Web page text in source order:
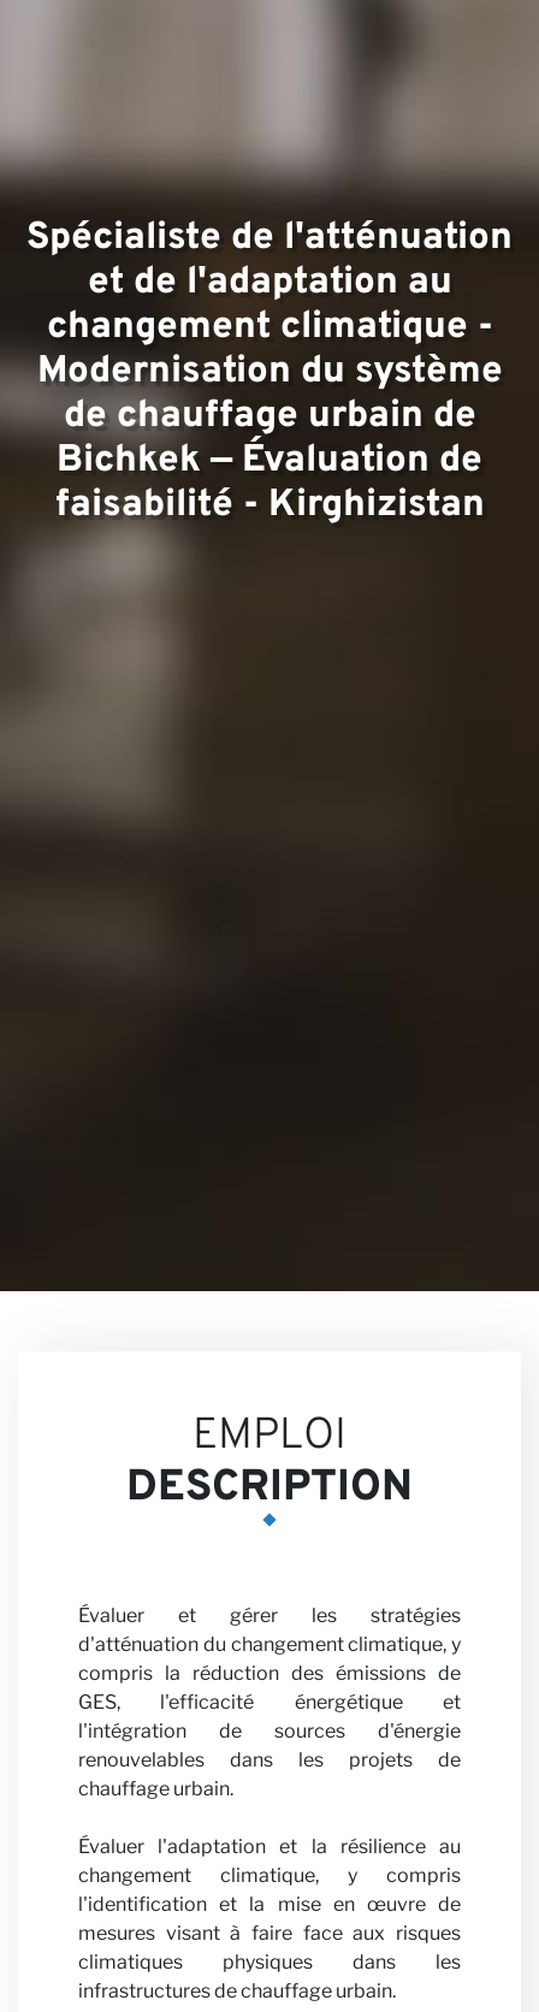
Nos
Spécialiste de l'atténuation
et de l'adaptation au
changement climatique -
Modernisation du système
de chauffage urbain de
Bichkek — Évaluation de
faisabilité - Kirghizistan
EMPLOI
DESCRIPTION
Évaluer et gérer les stratégies
d'atténuation du changement climatique, y
compris la réduction des émissions de
GES, l'efficacité énergétique et
l'intégration de sources d'énergie
renouvelables dans les projets de
chauffage urbain.
Évaluer l'adaptation et la résilience au
changement climatique, y compris
l'identification et la mise en œuvre de
mesures visant à faire face aux risques
climatiques physiques dans les
infrastructures de chauffage urbain.